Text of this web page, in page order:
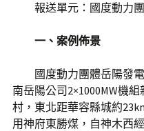
報送單元：國度動力
一、案例佈景
國度動力團體岳陽發
南岳陽公司2×1000MW機
村，東北距華容縣城約
用神府東勝煤，自神木西